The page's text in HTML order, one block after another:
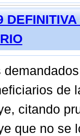
de
citando
que no se